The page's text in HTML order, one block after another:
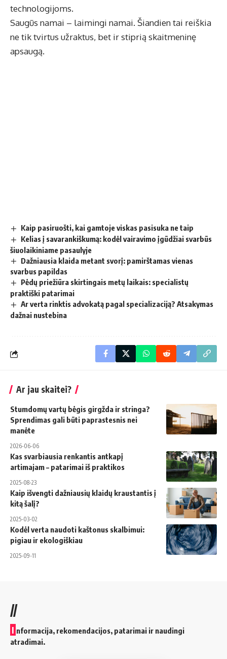
technologijoms.
Saugūs namai – laimingi namai. Šiandien tai reiškia
ne tik tvirtus užraktus, bet ir stiprią skaitmeninę
apsaugą.
Kaip pasiruošti, kai gamtoje viskas pasisuka ne taip
Kelias į savarankiškumą: kodėl vairavimo įgūdžiai svarbūs
šiuolaikiniame pasaulyje
Dažniausia klaida metant svorį: pamirštamas vienas
svarbus papildas
Pėdų priežiūra skirtingais metų laikais: specialistų
praktiški patarimai
Ar verta rinktis advokatą pagal specializaciją? Atsakymas
dažnai nustebina
Ar jau skaitei?
Stumdomų vartų bėgis girgžda ir stringa?
Sprendimas gali būti paprastesnis nei
manėte
2026-06-06
Kas svarbiausia renkantis antkapį
artimajam – patarimai iš praktikos
2025-08-23
Kaip išvengti dažniausių klaidų kraustantis į
kitą šalį?
2025-03-02
Kodėl verta naudoti kaštonus skalbimui:
pigiau ir ekologiškiau
2025-09-11
//
I nformacija, rekomendacijos, patarimai ir naudingi
atradimai.